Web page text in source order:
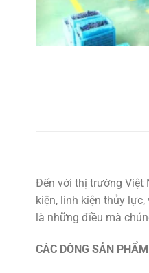
Đến với thị trường Việt
kiện, linh kiện thủy
là những điều mà
CÁC DÒNG SẢN